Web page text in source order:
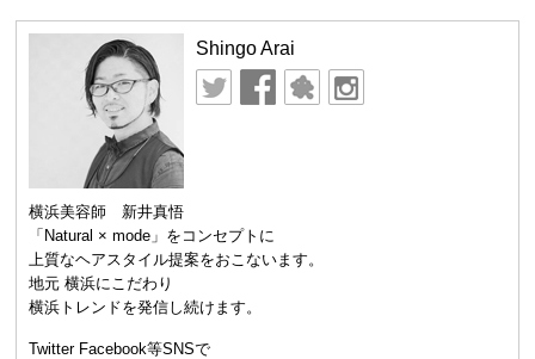
Shingo Arai
横浜美容師 新井真悟
「Natural × mode」をコンセプトに
上質なヘアスタイル提案をおこないます。
地元 横浜にこだわり
横浜トレンドを発信し続けます。
Twitter Facebook等SNSで